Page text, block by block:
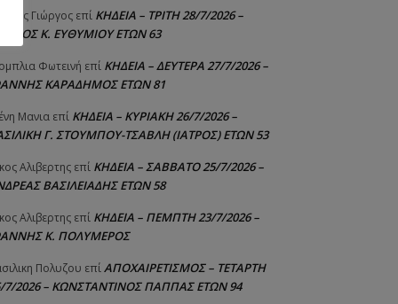
Γιώργος επί ΚΗΔΕΙΑ – ΤΡΙΤΗ 28/7/2026 –
Κ. ΕΥΘΥΜΙΟΥ ΕΤΩΝ 63
Φωτεινή επί ΚΗΔΕΙΑ – ΔΕΥΤΕΡΑ 27/7/2026 –
ΚΑΡΑΔΗΜΟΣ ΕΤΩΝ 81
Μανια επί ΚΗΔΕΙΑ – ΚΥΡΙΑΚΗ 26/7/2026 –
Γ. ΣΤΟΥΜΠΟΥ-ΤΣΑΒΛΗ (ΙΑΤΡΟΣ) ΕΤΩΝ 53
Αλιβερτης επί ΚΗΔΕΙΑ – ΣΑΒΒΑΤΟ 25/7/2026 –
ΒΑΣΙΛΕΙΑΔΗΣ ΕΤΩΝ 58
Αλιβερτης επί ΚΗΔΕΙΑ – ΠΕΜΠΤΗ 23/7/2026 –
Κ. ΠΟΛΥΜΕΡΟΣ
Πολυζου επίΑΠΟΧΑΙΡΕΤΙΣΜΟΣ – ΤΕΤΑΡΤΗ
7/2026 – ΚΩΝΣΤΑΝΤΙΝΟΣ ΠΑΠΠΑΣ ΕΤΩΝ 94